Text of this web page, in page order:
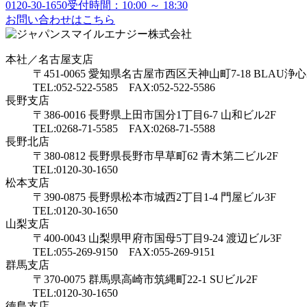
0120-30-1650受付時間：10:00 ～ 18:30
お問い合わせはこちら
本社／名古屋支店
〒451-0065 愛知県名古屋市西区天神山町7-18 BLAU浄
TEL:052-522-5585 FAX:052-522-5586
長野支店
〒386-0016 長野県上田市国分1丁目6-7 山和ビル2F
TEL:0268-71-5585 FAX:0268-71-5588
長野北店
〒380-0812 長野県長野市早草町62 青木第二ビル2F
TEL:0120-30-1650
松本支店
〒390-0875 長野県松本市城西2丁目1-4 門屋ビル3F
TEL:0120-30-1650
山梨支店
〒400-0043 山梨県甲府市国母5丁目9-24 渡辺ビル3F
TEL:055-269-9150 FAX:055-269-9151
群馬支店
〒370-0075 群馬県高崎市筑縄町22-1 SUビル2F
TEL:0120-30-1650